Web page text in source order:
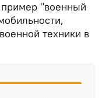
пример "военный
техники в